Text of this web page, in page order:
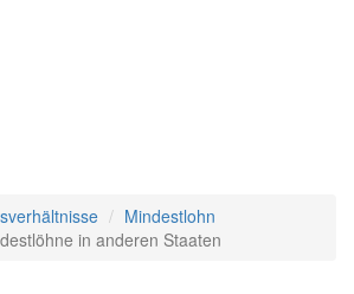
Mindestlohn
in anderen Staaten